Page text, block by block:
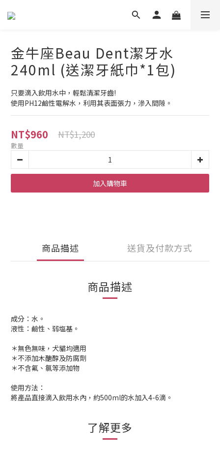
金牛座Beau Dent潔牙水
240ml (送潔牙紙巾*1包)
只要滴入飲用水中，輕鬆清潔牙齒!
使用PH12鹼性電解水，利用其表面張力，滲入間隙。
NT$960 NT$1,200
數量
加入購物車
商品描述 送貨及付款方式
商品描述
成分：水。
液性：鹼性、弱塩基。
＊無色無味，犬貓均適用
＊不添加木醣醇及防腐劑
＊不含氟、氯等添加物
使用方法：
將產品直接滴入飲用水內，約500ml的水加入4-6滴。
了解更多